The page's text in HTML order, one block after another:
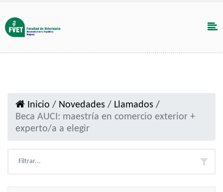
Inicio / Novedades / Llamados /
Beca AUCI: maestría en comercio exterior +
experto/a a elegir